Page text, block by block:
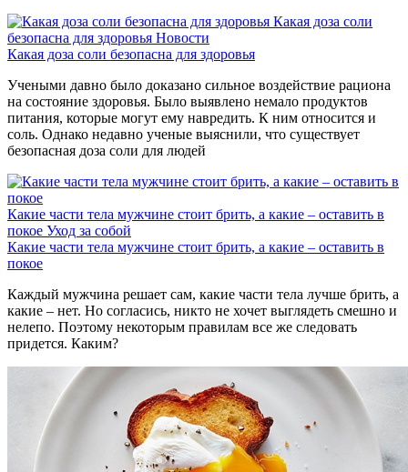
Какая доза соли
безопасна для здоровья Новости
Какая доза соли безопасна для здоровья
Учеными давно было доказано сильное воздействие рациона
на состояние здоровья. Было выявлено немало продуктов
питания, которые могут ему навредить. К ним относится и
соль. Однако недавно ученые выяснили, что существует
безопасная доза соли для людей
Какие части тела мужчине стоит брить, а какие – оставить в
покое Уход за собой
Какие части тела мужчине стоит брить, а какие – оставить в
покое
Каждый мужчина решает сам, какие части тела лучше брить, а
какие – нет. Но согласись, никто не хочет выглядеть смешно и
нелепо. Поэтому некоторым правилам все же следовать
придется. Каким?